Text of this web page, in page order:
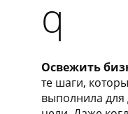
q
Освежить
те шаги,
выполнила для